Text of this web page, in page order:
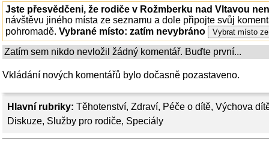
Hlavní rubriky: Těhotenství, Zdraví, Péče o dítě, Výchova
Diskuze, Služby pro rodiče, Speciály
Jste přesvědčeni, že rodiče v Rožmberku nad Vltavou
návštěvu jiného místa ze seznamu a dole připojte svůj
pohromadě. Vybrané místo: zatím nevybráno
Zatím sem nikdo nevložil žádný komentář. Buďte první...
Vkládání nových komentářů bylo dočasně pozastaveno.